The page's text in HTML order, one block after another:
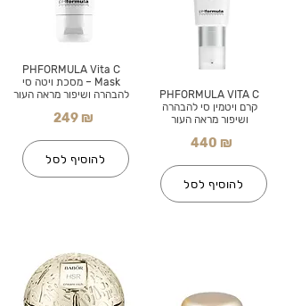
PHFORMULA Vita C
Mask – מסכת ויטה סי
להבהרה ושיפור מראה העור
249 ₪
להוסיף לסל
PHFORMULA VITA C
קרם ויטמין סי להבהרה
ושיפור מראה העור
440 ₪
להוסיף לסל